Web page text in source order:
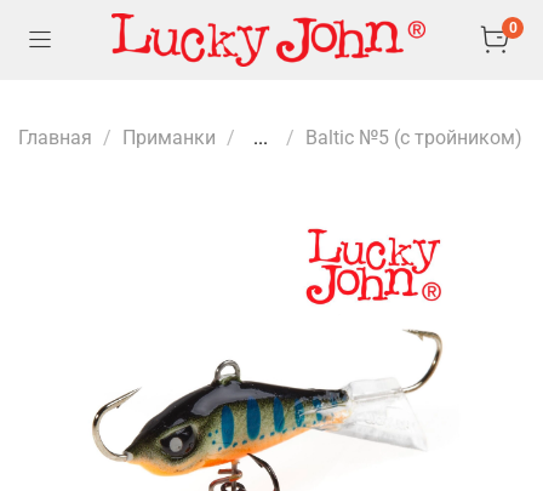
0
Главная Приманки ... Baltic №5 (с тройником)